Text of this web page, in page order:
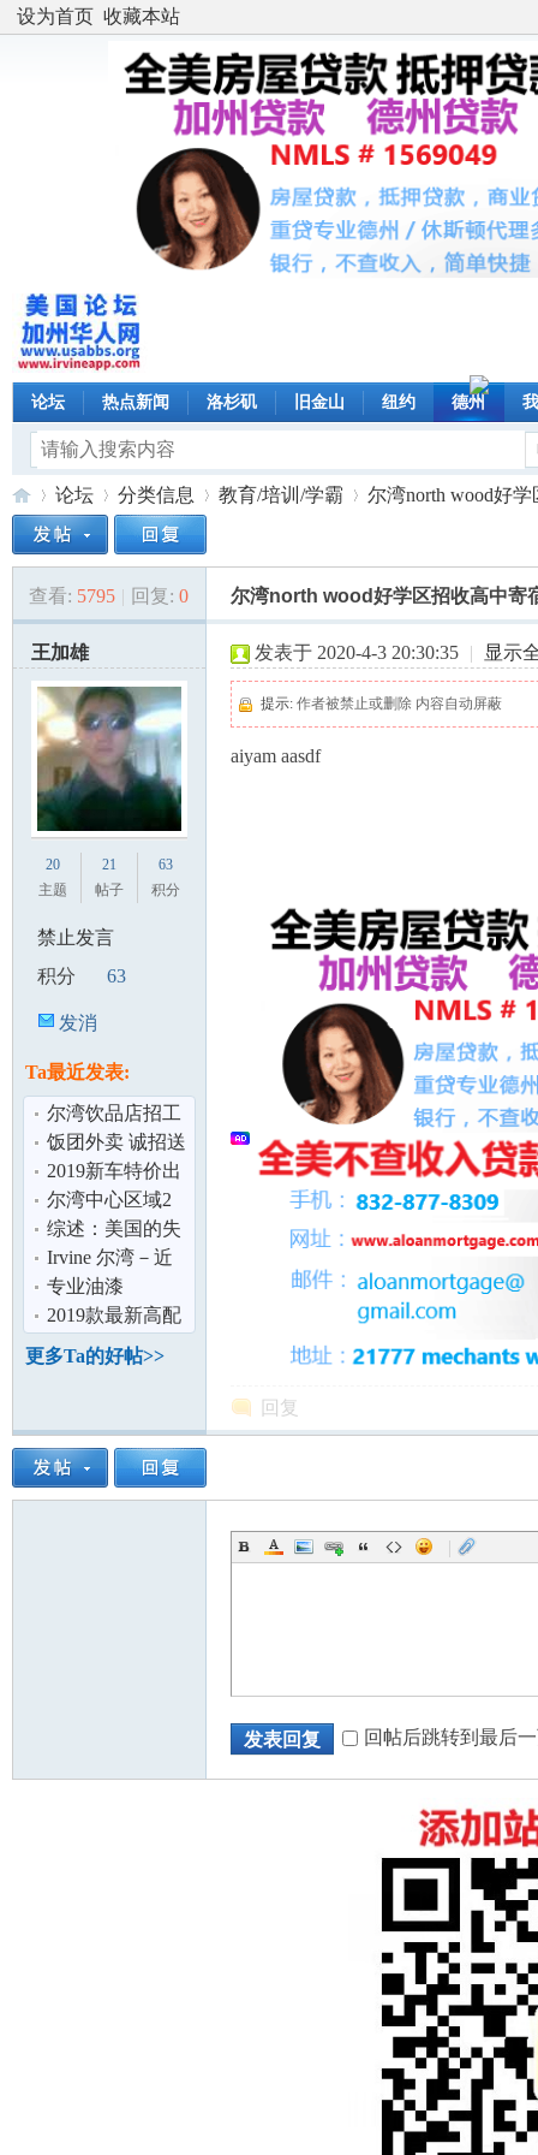
设为首页 收藏本站
论坛 热点新闻 洛杉矶 旧金山 纽约 德州
美
论
»
论坛
›
分类信息 教育/培训/学霸
›
尔湾north wood好
查看: 5795 | 回复: 0 尔湾north wood好学区招收高中寄
王加雄
20
主题
21
帖子
63
积分
禁止发言
积分
63
发消
Ta最近发表:
尔湾饮品店招工
（只招女生）全
职2位
饭团外卖 诚招送
餐员 每日收入
300 起！疫情
2019新车特价出
租 最低$699起 送
车到府 机
尔湾中心区域2
房公寓分租,拎包
入住
综述：美国的失
业保障制度及其
调整
Irvine 尔湾－近
UCI&amp;IVC房
间出租
专业油漆
62662853386
2019款最新高配
7座丰田塞纳接送
更多Ta的好帖>>
发表于 2020-4-3 20:30:35 | 显示
提示: 作者被禁止或删除 内容自动屏蔽
aiyam aasdf
回复
|
发表回复 回帖后跳转到最后